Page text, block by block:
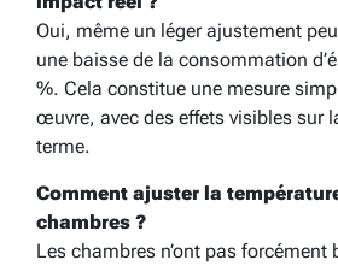
Oui, même un léger ajustement
une baisse de la consommation
%. Cela constitue une mesure
œuvre, avec des effets visibles sur
terme.
Comment ajuster la
chambres ?
Les chambres n’ont pas forcément